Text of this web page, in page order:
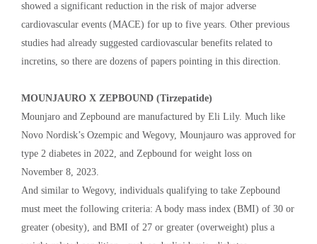
showed a significant reduction in the risk of major adverse
cardiovascular events (MACE) for up to five years. Other previous
studies had already suggested cardiovascular benefits related to
incretins, so there are dozens of papers pointing in this direction.
MOUNJAURO X ZEPBOUND (Tirzepatide)
Mounjaro and Zepbound are manufactured by Eli Lily. Much like
Novo Nordisk’s Ozempic and Wegovy, Mounjauro was approved for
type 2 diabetes in 2022, and Zepbound for weight loss on
November 8, 2023.
And similar to Wegovy, individuals qualifying to take Zepbound
must meet the following criteria: A body mass index (BMI) of 30 or
greater (obesity), and BMI of 27 or greater (overweight) plus a